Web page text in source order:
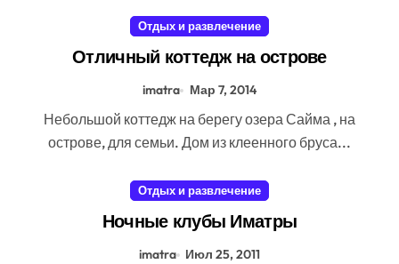
Отдых и развлечение
Отличный коттедж на острове
imatra Мар 7, 2014
Небольшой коттедж на берегу озера Сайма , на
острове, для семьи. Дом из клеенного бруса...
Отдых и развлечение
Ночные клубы Иматры
imatra Июл 25, 2011